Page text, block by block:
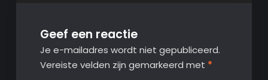
Geef een reactie
Je e-mailadres wordt niet gepubliceerd.
Vereiste velden zijn gemarkeerd met *